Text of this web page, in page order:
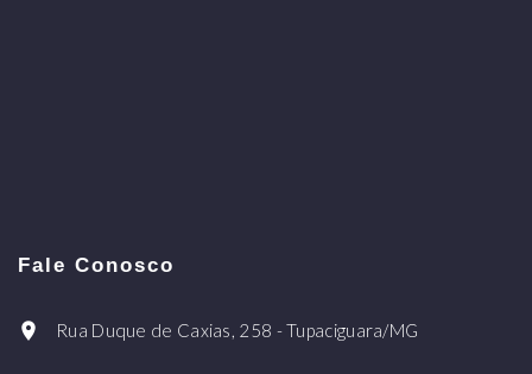
Fale Conosco
Rua Duque de Caxias, 258 - Tupaciguara/MG